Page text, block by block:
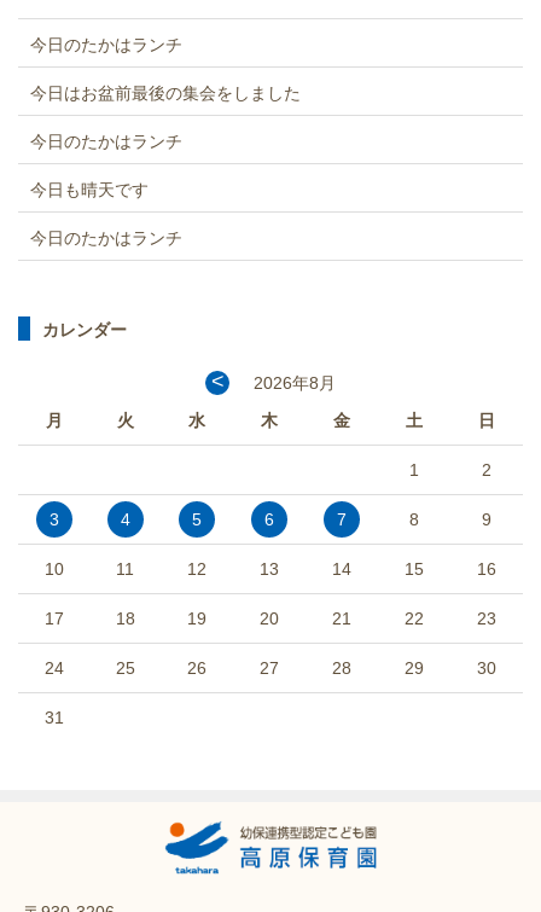
今日のたかはランチ
今日はお盆前最後の集会をしました
今日のたかはランチ
今日も晴天です
今日のたかはランチ
カレンダー
<
2026年8月
月
火 水 木 金 土 日
1 2
3 4 5 6 7 8 9
10 11 12 13 14 15 16
17 18 19 20 21 22 23
24 25 26 27 28 29 30
31